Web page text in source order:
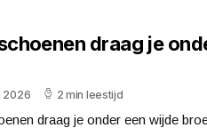
draag je
2026 2 min leestijd
draag je onder een wijde